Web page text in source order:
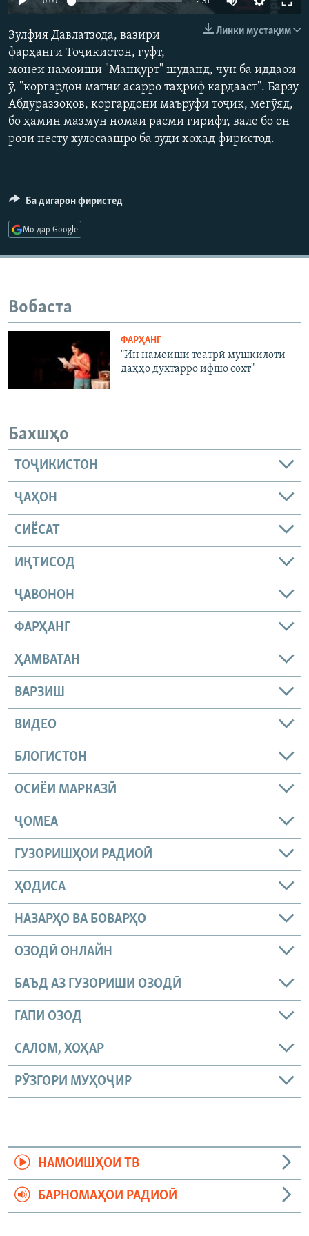
ГУЗОРИШҲОИ РАДИОӢ
ПАЙГИРӢ КУНЕД
360p
720p 1080p
480p
1080p
Линки мустақим
Зулфия Давлатзода, вазири
фарҳанги Тоҷикистон, гуфт,
монеи намоиши "Манқурт" шуданд, чун ба иддаои
ӯ, "коргардон матни асарро таҳриф кардааст". Барзу
Абдураззоқов, коргардони маъруфи тоҷик, мегӯяд,
бо ҳамин мазмун номаи расмӣ гирифт, вале бо он
розӣ несту хулосаашро ба зудӣ хоҳад фиристод.
Ба дигарон фиристед
Мо дар Google
Вобаста
ФАРҲАНГ
"Ин намоиши театрӣ мушкилоти
даҳҳо духтарро ифшо сохт"
Бахшҳо
ТОҶИКИСТОН
ҶАҲОН
СИЁСАТ
ИҚТИСОД
ҶАВОНОН
ФАРҲАНГ
ҲАМВАТАН
ВАРЗИШ
ВИДЕО
БЛОГИСТОН
ОСИЁИ МАРКАЗӢ
ҶОМEА
ГУЗОРИШҲОИ РАДИОӢ
ҲОДИСА
НАЗАРҲО ВА БОВАРҲО
ОЗОДӢ ОНЛАЙН
БАЪД АЗ ГУЗОРИШИ ОЗОДӢ
ГАПИ ОЗОД
САЛОМ, ХОҲАР
РӮЗГОРИ МУҲОҶИР
НАМОИШҲОИ ТВ
БАРНОМАҲОИ РАДИОӢ